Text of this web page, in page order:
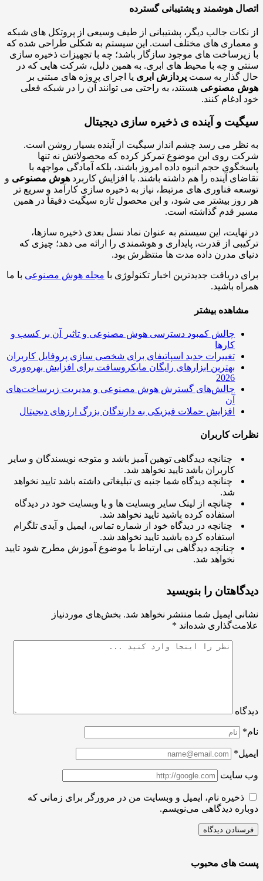
هوشمند و پشتیبانی گسترده
جالب دیگر، پشتیبانی از طیف وسیعی از پروتکل های شبکه
های مختلف است. این سیستم به شکلی طراحی شده که
های موجود سازگار باشد؛ چه با تجهیزات ذخیره سازی
و چه با محیط های ابری. به همین دلیل، شرکت هایی که در
گذار به سمتپردازش ابری یا اجرای پروژه های مبتنی بر
مصنوعیهستند، به راحتی می توانند آن را در شبکه فعلی
کنند.
و آینده ی ذخیره سازی دیجیتال
می رسد چشم انداز سیگیت از آینده بسیار روشن است.
روی این موضوع تمرکز کرده که محصولاتش نه تنها
حجم انبوه داده امروز باشند، بلکه آمادگی مواجهه با
آینده را هم داشته باشند. با افزایش کاربردهوش مصنوعیو
فناوری های مرتبط، نیاز به ذخیره سازی کارآمد و سریع تر
بیشتر می شود، و این محصول تازه سیگیت دقیقاً در همین
قدم گذاشته است.
این سیستم به عنوان نماد نسل بعدی ذخیره سازها،
از قدرت، پایداری و هوشمندی را ارائه می دهد؛ چیزی که
مدرن داده مدت ها منتظرش بود.
دریافت جدیدترین اخبار تکنولوژی با مجله هوش مصنوعیبا ما
باشید.
بیشتر
چالش کمبود دسترسی هوش مصنوعی و تاثیر آن بر کسب و
کارها
تغییرات جدید اسپاتیفای برای شخصی سازی پروفایل کاربران
بهترین ابزارهای رایگان مایکروسافت برای افزایش بهره‌وری
چالش‌های گسترش هوش مصنوعی و مدیریت زیرساخت‌های
افزایش حملات فیزیکی به دارندگان بزرگ ارزهای دیجیتال
کاربران
چنانچه دیدگاهی توهین آمیز باشد و متوجه نویسندگان و سایر
کاربران باشد تایید نخواهد شد.
چنانچه دیدگاه شما جنبه ی تبلیغاتی داشته باشد تایید نخواهد
چنانچه از لینک سایر وبسایت ها و یا وبسایت خود در دیدگاه
استفاده کرده باشید تایید نخواهد شد.
چنانچه در دیدگاه خود از شماره تماس، ایمیل و آیدی تلگرام
استفاده کرده باشید تایید نخواهد شد.
چنانچه دیدگاهی بی ارتباط با موضوع آموزش مطرح شود تایید
نخواهد شد.
را بنویسید
ایمیل شما منتشر نخواهد شد. بخش‌های موردنیاز
شده‌اند*
ذخیره نام، ایمیل و وبسایت من در مرورگر برای زمانی که
دیدگاهی می‌نویسم.
های محبوب